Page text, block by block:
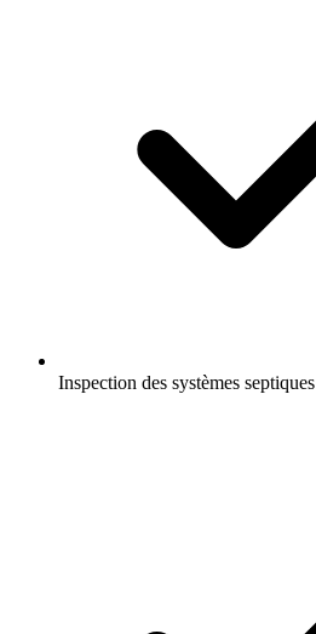
Inspection des systèmes septiques